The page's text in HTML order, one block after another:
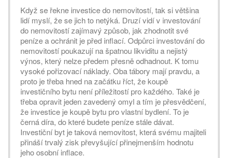
Když se řekne investice do nemovitostí, tak si většina
lidí myslí, že se jich to netýká. Druzí vidí v investování
do nemovitostí zajímavý způsob, jak zhodnotit své
peníze a ochránit je před inflací. Odpůrci investování do
nemovitostí poukazují na špatnou likviditu a nejistý
výnos, který nelze předem přesně odhadnout. K tomu
vysoké pořizovací náklady. Oba tábory mají pravdu, a
proto je třeba hned na začátku říct, že koupě
investičního bytu není příležitostí pro každého. Také je
třeba opravit jeden zavedený omyl a tím je přesvědčení,
že investice je koupě bytu pro vlastní bydlení. To je
černá díra, do které budete peníze stále dávat.
Investiční byt je taková nemovitost, která svému majiteli
přináší trvalý zisk převyšující přinejmenším hodnotu
jeho osobní inflace.